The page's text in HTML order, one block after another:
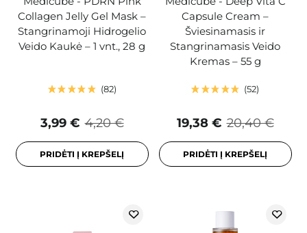
Collagen Jelly Gel Mask –
Stangrinamoji Hidrogelio
Veido Kaukė – 1 vnt., 28 g
82
4,20 €
3,99 €
PRIDĖTI Į KREPŠELĮ
Capsule Cream –
Šviesinamasis ir
Stangrinamasis Veido
Kremas – 55 g
52
20,40 €
19,38 €
PRIDĖTI Į KREPŠELĮ